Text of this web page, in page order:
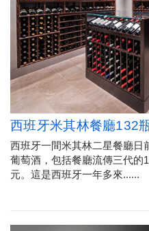
西班牙米其林餐廳132
西班牙一間米其林二星餐廳日
葡萄酒，包括餐廳流傳三代的
元。這是西班牙一年多來......